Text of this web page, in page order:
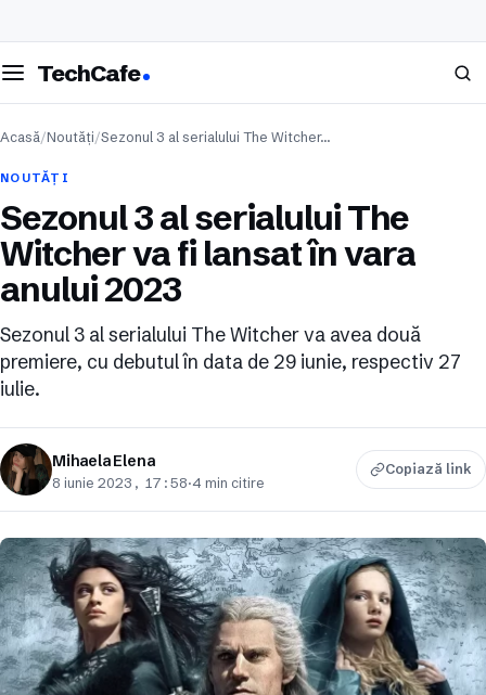
meniul
TechCafe Caută
Acasă/Noutăți/Sezonul 3 al serialului The Witcher…
NOUTĂȚI
Sezonul 3 al serialului The
Witcher va fi lansat în vara
anului 2023
Sezonul 3 al serialului The Witcher va avea două
premiere, cu debutul în data de 29 iunie, respectiv 27
iulie.
Mihaela Elena
8 iunie 2023, 17:58·4 min citire
Copiază link